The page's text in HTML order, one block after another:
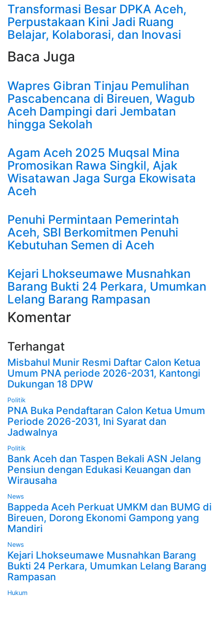
Transformasi Besar DPKA Aceh,
Perpustakaan Kini Jadi Ruang
Belajar, Kolaborasi, dan Inovasi
Baca Juga
Wapres Gibran Tinjau Pemulihan
Pascabencana di Bireuen, Wagub
Aceh Dampingi dari Jembatan
hingga Sekolah
Agam Aceh 2025 Muqsal Mina
Promosikan Rawa Singkil, Ajak
Wisatawan Jaga Surga Ekowisata
Aceh
Penuhi Permintaan Pemerintah
Aceh, SBI Berkomitmen Penuhi
Kebutuhan Semen di Aceh
Kejari Lhokseumawe Musnahkan
Barang Bukti 24 Perkara, Umumkan
Lelang Barang Rampasan
Komentar
Terhangat
Misbahul Munir Resmi Daftar Calon Ketua
Umum PNA periode 2026-2031, Kantongi
Dukungan 18 DPW
Politik
PNA Buka Pendaftaran Calon Ketua Umum
Periode 2026-2031, Ini Syarat dan
Jadwalnya
Politik
Bank Aceh dan Taspen Bekali ASN Jelang
Pensiun dengan Edukasi Keuangan dan
Wirausaha
News
Bappeda Aceh Perkuat UMKM dan BUMG di
Bireuen, Dorong Ekonomi Gampong yang
Mandiri
News
Kejari Lhokseumawe Musnahkan Barang
Bukti 24 Perkara, Umumkan Lelang Barang
Rampasan
Hukum